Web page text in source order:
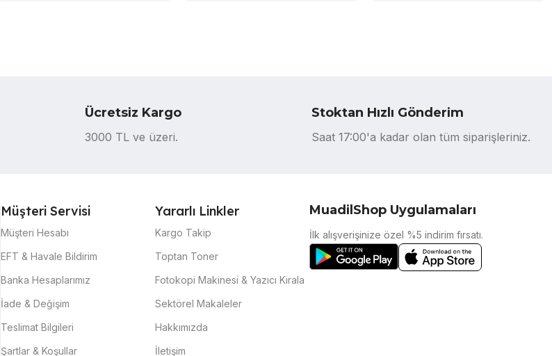
Ücretsiz Kargo
3000 TL ve üzeri.
Stoktan Hızlı Gönderim
Saat 17:00'a kadar olan tüm siparişleriniz.
Müşteri Servisi
Müşteri Hesabı
EFT & Havale Bildirim
Banka Hesaplarımız
İade & Değişim
Teslimat Bilgileri
Şartlar & Koşullar
Yararlı Linkler
Kargo Takip
Toptan Toner
Fotokopi Makinesi & Yazıcı Kirala
Sektörel Makaleler
Hakkımızda
İletişim
MuadilShop Uygulamaları
İlk alışverişinize özel %5 indirim fırsatı.